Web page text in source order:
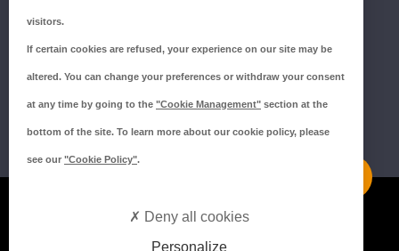
Politique de confidentialité
visitors.
If certain cookies are refused, your experience on our site may be
altered. You can change your preferences or withdraw your consent
at any time by going to the "Cookie Management" section at the
bottom of the site. To learn more about our cookie policy, please
see our "Cookie Policy".
Personalize
Deny all cookies